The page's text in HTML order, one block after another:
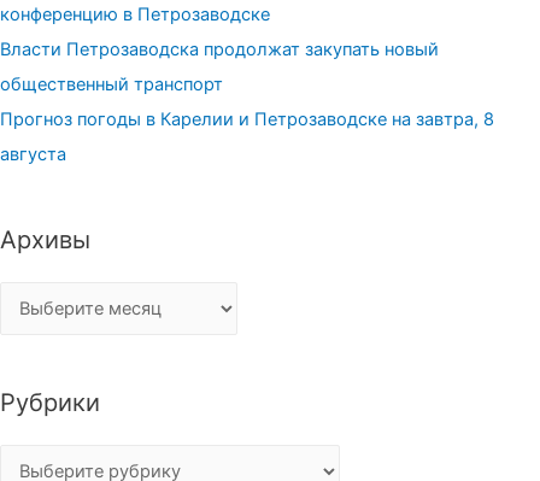
конференцию в Петрозаводске
Власти Петрозаводска продолжат закупать новый
общественный транспорт
Прогноз погоды в Карелии и Петрозаводске на завтра, 8
августа
Архивы
Архивы
Рубрики
Рубрики